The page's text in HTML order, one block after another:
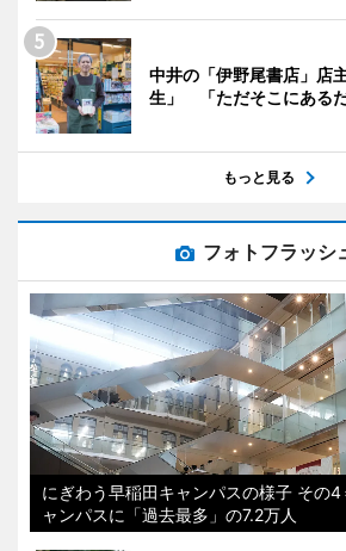
中井の「伊野尾書店」店
生」 「ただそこにあるだ
もっと見る
フォトフラッシ
にぎわう早稲田キャンパスの様子 その
ャンパスに「過去最多」の7.2万人